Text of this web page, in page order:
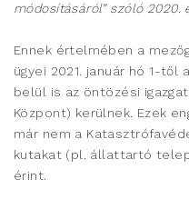
módosításáról” szóló 2020.
Ennek értelmében a
ügyei 2021. január hó 1-től
belül is az öntözési
Központ) kerülnek. Ezek
már nem a
kutakat (pl. állattartó
érint.